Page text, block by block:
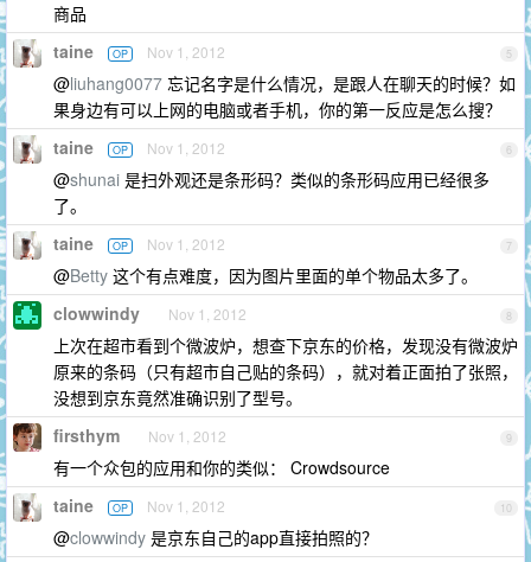
商品
5
taine OP Nov 1, 2012
@liuhang0077 忘记名字是什么情况，是跟人在聊天的时候？如
果身边有可以上网的电脑或者手机，你的第一反应是怎么搜？
6
taine OP Nov 1, 2012
@shunai 是扫外观还是条形码？类似的条形码应用已经很多
了。
7
taine OP Nov 1, 2012
@Betty 这个有点难度，因为图片里面的单个物品太多了。
8
clowwindy Nov 1, 2012
上次在超市看到个微波炉，想查下京东的价格，发现没有微波炉
原来的条码（只有超市自己贴的条码），就对着正面拍了张照，
没想到京东竟然准确识别了型号。
9
firsthym Nov 1, 2012
有一个众包的应用和你的类似： Crowdsource
10
taine OP Nov 1, 2012
@clowwindy 是京东自己的app直接拍照的？